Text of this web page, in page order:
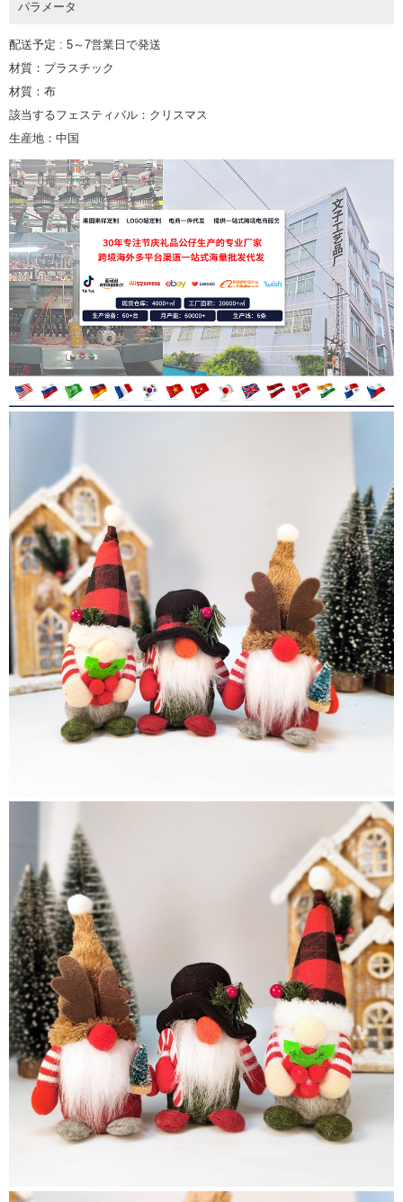
パラメータ
配送予定 : 5～7営業日で発送
材質：プラスチック
材質：布
該当するフェスティバル：クリスマス
生産地：中国